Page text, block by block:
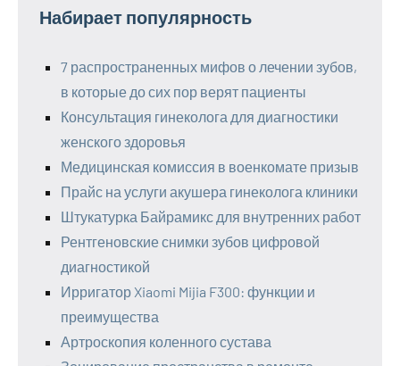
Набирает популярность
7 распространенных мифов о лечении зубов,
в которые до сих пор верят пациенты
Консультация гинеколога для диагностики
женского здоровья
Медицинская комиссия в военкомате призыв
Прайс на услуги акушера гинеколога клиники
Штукатурка Байрамикс для внутренних работ
Рентгеновские снимки зубов цифровой
диагностикой
Ирригатор Xiaomi Mijia F300: функции и
преимущества
Артроскопия коленного сустава